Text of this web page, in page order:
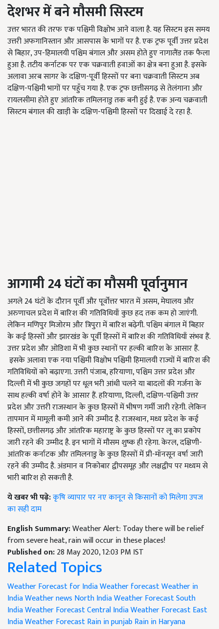
देशभर में बने मौसमी सिस्टम
उत्तर भारत की तरफ एक पश्चिमी विक्षोभ आने वाला है. यह सिस्टम इस समय
उत्तरी अफगानिस्तान और आसपास के भागों पर है. एक ट्रफ पूर्वी उत्तर प्रदेश
से बिहार, उप-हिमालयी पश्चिम बंगाल और असम होते हुए नागालैंड तक फैला
हुआ है. तटीय कर्नाटक पर एक चक्रवाती हवाओं का क्षेत्र बना हुआ है. इसके
अलावा अरब सागर के दक्षिण-पूर्वी हिस्सों पर बना चक्रवाती सिस्टम अब
दक्षिण-पश्चिमी भागों पर पहुँच गया है. एक ट्रफ छत्तीसगढ़ से तेलंगाना और
रायलसीमा होते हुए आंतरिक तमिलनाडु तक बनी हुई है. एक अन्य चक्रवाती
सिस्टम बंगाल की खाड़ी के दक्षिण-पश्चिमी हिस्सों पर दिखाई दे रहा है.
आगामी 24घंटों का मौसमी पूर्वानुमान
अगले 24 घंटों के दौरान पूर्वी और पूर्वोत्तर भारत में असम, मेघालय और
अरुणाचल प्रदेश में बारिश की गतिविधियाँ कुछ हद तक कम हो जाएंगी.
लेकिन मणिपुर मिजोरम और त्रिपुरा में बारिश बढ़ेगी. पश्चिम बंगाल में बिहार
के कई हिस्सों और झारखंड के पूर्वी हिस्सों में बारिश की गतिविधियाँ संभव हैं.
उत्तर प्रदेश और ओडिशा में भी कुछ स्थानों पर हल्की बारिश के आसार हैं.
इसके अलावा एक नया पश्चिमी विक्षोभ पश्चिमी हिमालयी राज्यों में बारिश की
गतिविधियों को बढ़ाएगा. उत्तरी पंजाब, हरियाणा, पश्चिम उत्तर प्रदेश और
दिल्ली में भी कुछ जगहों पर धूल भरी आंधी चलने या बादलों की गर्जना के
साथ हल्की वर्षा होने के आसार हैं. हरियाणा, दिल्ली, दक्षिण-पश्चिमी उत्तर
प्रदेश और उत्तरी राजस्थान के कुछ हिस्सों में भीषण गर्मी जारी रहेगी. लेकिन
तापमान में मामूली कमी आने की उम्मीद है. राजस्थान, मध्य प्रदेश के कई
हिस्सों, छत्तीसगढ़ और आंतरिक महाराष्ट्र के कुछ हिस्सों पर लू का प्रकोप
जारी रहने की उम्मीद है. इन भागों में मौसम शुष्क ही रहेगा. केरल, दक्षिणी-
आंतरिक कर्नाटक और तमिलनाडु के कुछ हिस्सों में प्री-मॉनसून वर्षा जारी
रहने की उम्मीद है. अंडमान व निकोबार द्वीपसमूह और लक्षद्वीप पर मध्यम से
भारी बारिश हो सकती है.
ये खबर भी पढ़े:कृषि व्यापार पर नए कानून से किसानों को मिलेगा उपज
का सही दाम
English Summary:Weather Alert: Today there will be relief
from severe heat, rain will occur in these places!
Published on:28 May 2020, 12:03 PM IST
Related Topics
Weather Forecast for IndiaWeather forecastWeather in
IndiaWeather news North India Weather ForecastSouth
India Weather ForecastCentral India Weather ForecastEast
India Weather ForecastRain in punjab Rain in Haryana